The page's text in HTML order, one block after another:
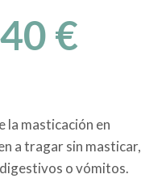
€
la masticación en
n a tragar sin masticar,
o vómitos.